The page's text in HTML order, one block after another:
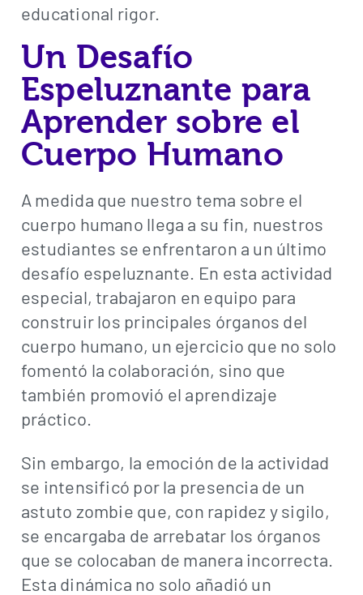
educational rigor.
Un Desafío
Espeluznante para
Aprender sobre el
Cuerpo Humano
A medida que nuestro tema sobre el
cuerpo humano llega a su fin, nuestros
estudiantes se enfrentaron a un último
desafío espeluznante. En esta actividad
especial, trabajaron en equipo para
construir los principales órganos del
cuerpo humano, un ejercicio que no solo
fomentó la colaboración, sino que
también promovió el aprendizaje
práctico.
Sin embargo, la emoción de la actividad
se intensificó por la presencia de un
astuto zombie que, con rapidez y sigilo,
se encargaba de arrebatar los órganos
que se colocaban de manera incorrecta.
Esta dinámica no solo añadió un